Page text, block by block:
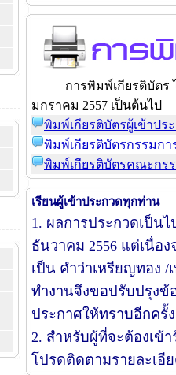
การพิมพ์เกียรติบัตร
มกราคม 2557 เป็นต้นไป
พิมพ์เกียรติบัตรผู้เข้าปร
พิมพ์เกียรติบัตรกรรมก
พิมพ์เกียรติบัตรคณะกร
เรียนผู้เข้าประกวดทุกท่าน
1. ผลการประกวดเป็น
ธันวาคม 2556 แต่เนื่อ
เป็น คำว่าเหรียญทอง /
ทำงานจึงขอปรับปรุงข้
ประกาศให้ทราบอีกครั้ง
2. สำหรับผู้ที่จะต้องเข้
โปรดติดตามรายละเอี